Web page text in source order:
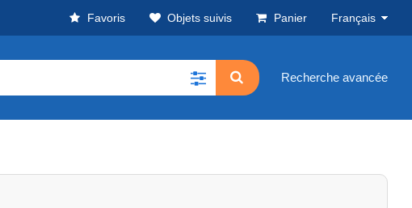
Favoris Objets suivis Panier Français
Recherche avancée